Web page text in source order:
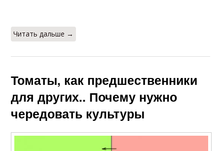
Читать дальше →
Томаты, как предшественники
для других.. Почему нужно
чередовать культуры